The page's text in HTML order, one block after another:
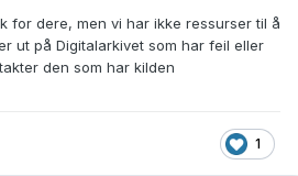
for dere, men vi har ikke ressurser til å
ut på Digitalarkivet som har feil eller
den som har kilden
1